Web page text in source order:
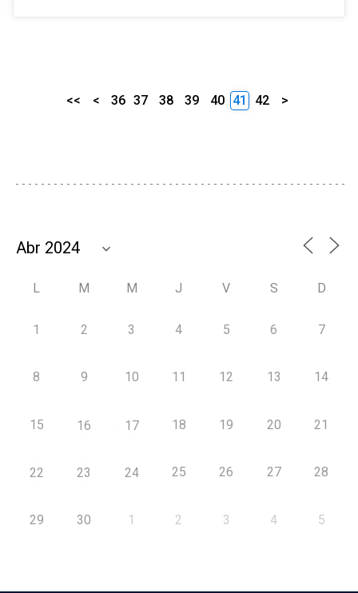
<< < 36 37 38 39 40 41 42 >
L M M J V S D
1 2 3 4 5 6 7
8 9 10 11 12 13 14
15 16 17 18 19 20 21
22 23 24 25 26 27 28
29 30 1 2 3 4 5